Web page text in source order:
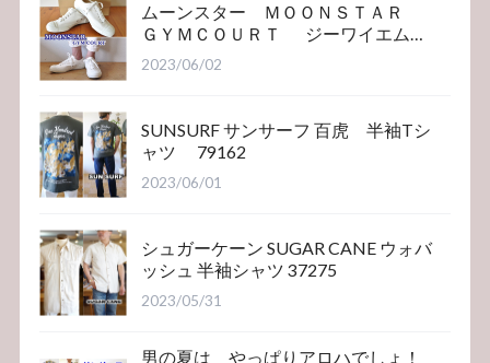
ムーンスター ＭＯＯＮＳＴＡＲ
ＧＹＭＣＯＵＲＴ ジーワイエム
コート
2023/06/02
SUNSURF サンサーフ 百虎 半袖Tシ
ャツ 79162
2023/06/01
シュガーケーン SUGAR CANE ウォバ
ッシュ 半袖シャツ 37275
2023/05/31
男の夏は やっぱりアロハでしょ！